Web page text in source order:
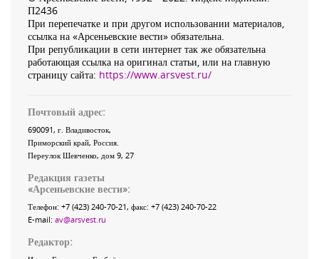
П2436
При перепечатке и при другом использовании материалов,
ссылка на «Арсеньевские вести» обязательна.
При републикации в сети интернет так же обязательна
работающая ссылка на оригинал статьи, или на главную
страницу сайта: https://www.arsvest.ru/
Почтовый адрес:
690091, г. Владивосток,
Приморский край, Россия.
Переулок Шевченко, дом 9, 27
Редакция газеты
«Арсеньевские вести»:
Телефон: +7 (423) 240-70-21, факс: +7 (423) 240-70-22
E-mail: av@arsvest.ru
Редактор: